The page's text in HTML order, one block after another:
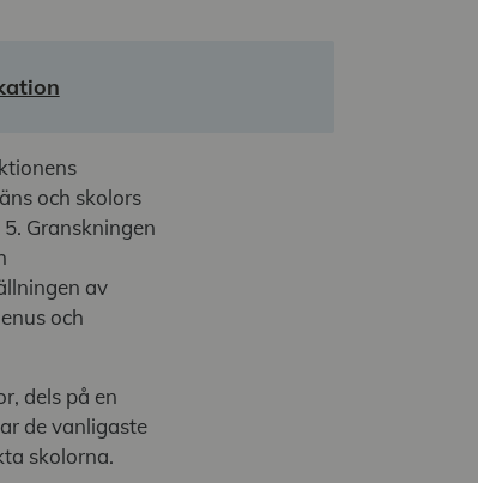
och skolors
Granskningen
av
och
dels på en
de vanligaste
skolorna.